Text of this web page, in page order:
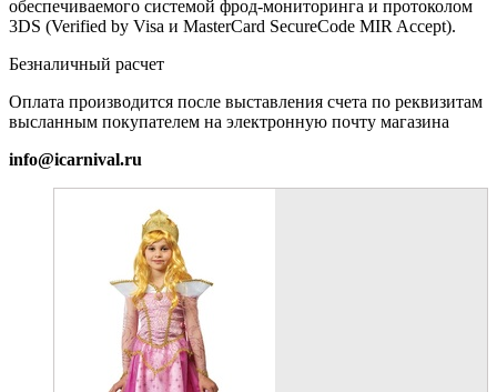
обеспечиваемого системой фрод-мониторинга и протоколом
3DS (Verified by Visa и MasterCard SecureCode MIR Accept).
Безналичный расчет
Оплата производится после выставления счета по реквизитам
высланным покупателем на электронную почту магазина
info@icarnival.ru